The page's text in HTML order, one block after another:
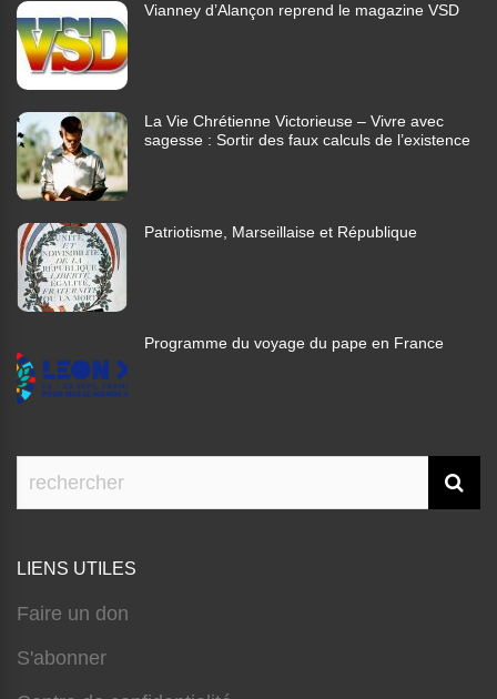
Vianney d’Alançon reprend le magazine VSD
La Vie Chrétienne Victorieuse – Vivre avec
sagesse : Sortir des faux calculs de l’existence
Patriotisme, Marseillaise et République
Programme du voyage du pape en France
LIENS UTILES
Faire un don
S'abonner